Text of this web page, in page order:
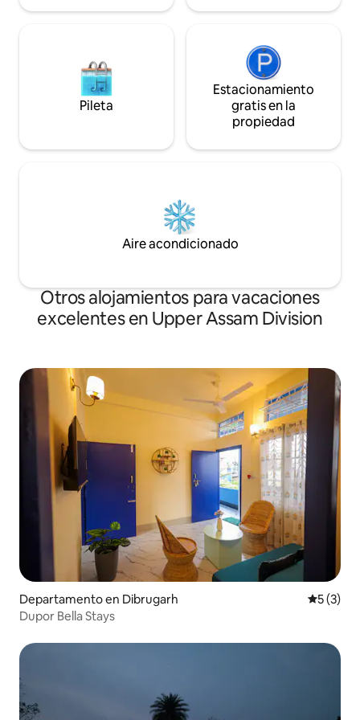
Pileta
Estacionamiento
gratis en la
propiedad
Aire acondicionado
Otros alojamientos para vacaciones
excelentes en Upper Assam Division
Departamento en Dibrugarh
5 (3)
Dupor Bella Stays